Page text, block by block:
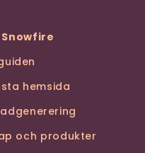
hemsida
och produkter